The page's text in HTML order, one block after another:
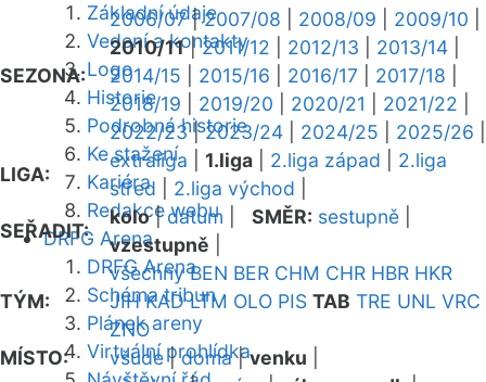
Základní údaje
Vedení a kontakty
Logo
Historie
Podrobná historie
Ke stažení
Kariéra
Redakce webu
DRFG Arena
DRFG Arena
Schéma tribun
Plánek areny
Virtuální prohlídka
SEZONA:
2006/07|2007/08 2008/09 2009/10
2010/11|2011/12 2012/13 2013/14
2014/15
2015/16 2016/17 2017/18
2018/19
2019/20 2020/21 2021/22
2022/23|2023/24 2024/25 2025/26
LIGA:
extraliga 1.liga 2.liga západ
2.liga
střed
2.liga východ
SEŘADIT:
kolo|datum SMĚR: sestupně
vzestupně
TÝM:
všechny BEN BER CHM CHR HBR HKR
JIH KAD LTM OLO PIS TAB TRE UNL VRC
ZNO
MÍSTO:
všude|doma|venku